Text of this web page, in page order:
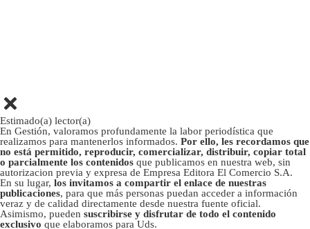
Estimado(a) lector(a)
En Gestión, valoramos profundamente la labor periodística que
realizamos para mantenerlos informados. Por ello, les recordamos que
no está permitido, reproducir, comercializar, distribuir, copiar total
o parcialmente los contenidos que publicamos en nuestra web, sin
autorizacion previa y expresa de Empresa Editora El Comercio S.A.
En su lugar, los invitamos a compartir el enlace de nuestras
publicaciones, para que más personas puedan acceder a información
veraz y de calidad directamente desde nuestra fuente oficial.
Asimismo, pueden suscribirse y disfrutar de todo el contenido
exclusivo que elaboramos para Uds.